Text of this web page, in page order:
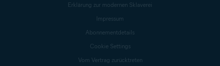
Erklärung zur modernen Sklaverei
Impressum
Abonnementdetails
Cookie Settings
Vom Vertrag zurücktreten